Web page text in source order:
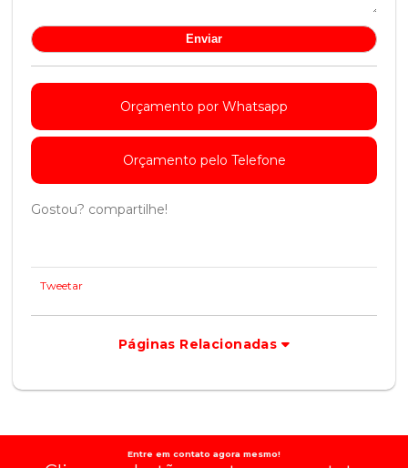
Orçamento por Whatsapp
Orçamento pelo Telefone
Gostou? compartilhe!
Tweetar
Páginas Relacionadas
Entre em contato agora mesmo!